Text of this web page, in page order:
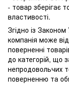
- товар зберігає
властивості.
Згідно із Законом
компанія може
поверненні
до категорій, що
непродовольчих
поверненню та